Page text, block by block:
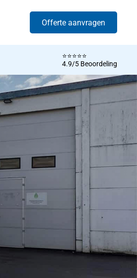
Offerte aanvragen
⭐️⭐️⭐️⭐️⭐️
4.9/5 Beoordeling